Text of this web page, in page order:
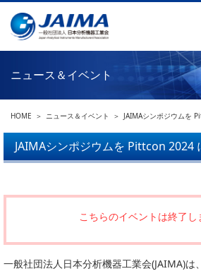
事業計画書
沿革
関連リンク
JAIMAの取り組み
分析機器・科学機器遺産認定
製品含有化学物質規制 UPDATE
はじめに
電磁波(光)
クロマトグラフ
質量分析
電子顕微鏡
熱分析
電気化学
機器分析が支える、豊かな暮らしと産業
ニュース＆イベント
HOME ニュース＆イベント JAIMAシンポジウムを
JAIMAシンポジウムを Pittcon 2024
こちらのイベントは終了し
一般社団法人日本分析機器工業会(JAIMA)は